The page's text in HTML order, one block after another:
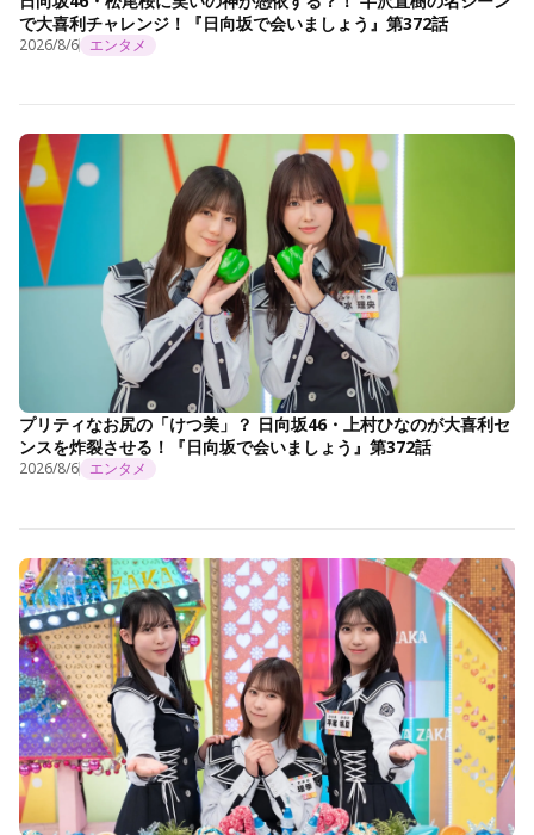
で大喜利チャレンジ！『日向坂で会いましょう』第372話
2026/8/6 エンタメ
プリティなお尻の「けつ美」？ 日向坂46・上村ひなのが大喜利セ
ンスを炸裂させる！『日向坂で会いましょう』第372話
2026/8/6 エンタメ